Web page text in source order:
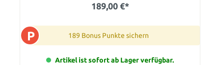
189,00 €*
P 189 Bonus Punkte sichern
Artikel ist sofort ab Lager verfügbar.